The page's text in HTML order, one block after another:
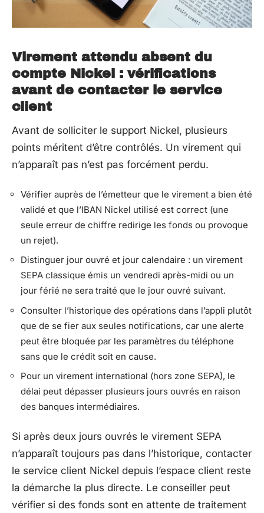
Virement attendu absent du
compte Nickel : vérifications
avant de contacter le service
client
Avant de solliciter le support Nickel, plusieurs
points méritent d’être contrôlés. Un virement qui
n’apparaît pas n’est pas forcément perdu.
Vérifier auprès de l’émetteur que le virement a bien été
validé et que l’IBAN Nickel utilisé est correct (une
seule erreur de chiffre redirige les fonds ou provoque
un rejet).
Distinguer jour ouvré et jour calendaire : un virement
SEPA classique émis un vendredi après-midi ou un
jour férié ne sera traité que le jour ouvré suivant.
Consulter l’historique des opérations dans l’appli plutôt
que de se fier aux seules notifications, car une alerte
peut être bloquée par les paramètres du téléphone
sans que le crédit soit en cause.
Pour un virement international (hors zone SEPA), le
délai peut dépasser plusieurs jours ouvrés en raison
des banques intermédiaires.
Si après deux jours ouvrés le virement SEPA
n’apparaît toujours pas dans l’historique, contacter
le service client Nickel depuis l’espace client reste
la démarche la plus directe. Le conseiller peut
vérifier si des fonds sont en attente de traitement